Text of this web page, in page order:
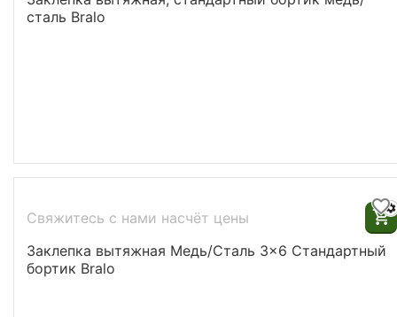
сталь Bralo
Свяжитесь с нами насчёт цены
Заклепка вытяжная Медь/Сталь 3x6 Стандартный
бортик Bralo